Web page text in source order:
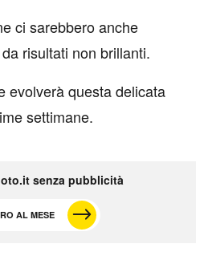
ci sarebbero anche
risultati non brillanti.
evolverà questa delicata
settimane.
senza pubblicità
AL MESE